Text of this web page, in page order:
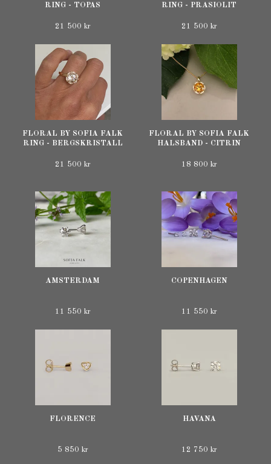
RING - TOPAS
21 500 kr
RING - PRASIOLIT
21 500 kr
FLORAL BY SOFIA FALK
RING - BERGSKRISTALL
21 500 kr
FLORAL BY SOFIA FALK
HALSBAND - CITRIN
18 800 kr
AMSTERDAM
11 550 kr
COPENHAGEN
11 550 kr
FLORENCE
5 850 kr
HAVANA
12 750 kr